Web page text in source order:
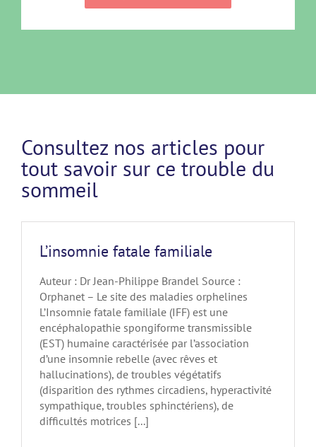
Consultez nos articles pour
tout savoir sur ce trouble du
sommeil
L’insomnie fatale familiale
Auteur : Dr Jean-Philippe Brandel Source :
Orphanet – Le site des maladies orphelines
L’Insomnie fatale familiale (IFF) est une
encéphalopathie spongiforme transmissible
(EST) humaine caractérisée par l’association
d’une insomnie rebelle (avec rêves et
hallucinations), de troubles végétatifs
(disparition des rythmes circadiens, hyperactivité
sympathique, troubles sphinctériens), de
difficultés motrices [...]